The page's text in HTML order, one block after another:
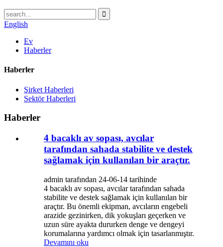
English
Ev
Haberler
Haberler
Şirket Haberleri
Sektör Haberleri
Haberler
4 bacaklı av sopası, avcılar
tarafından sahada stabilite ve destek
sağlamak için kullanılan bir araçtır.
admin tarafından 24-06-14 tarihinde
4 bacaklı av sopası, avcılar tarafından sahada
stabilite ve destek sağlamak için kullanılan bir
araçtır. Bu önemli ekipman, avcıların engebeli
arazide gezinirken, dik yokuşları geçerken ve
uzun süre ayakta dururken denge ve dengeyi
korumalarına yardımcı olmak için tasarlanmıştır.
Devamını oku